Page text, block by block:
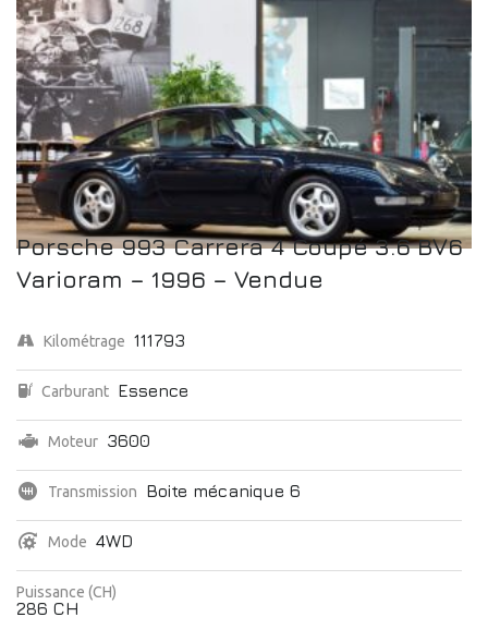
Porsche 993 Carrera 4 Coupé 3.6 BV6
Varioram – 1996 – Vendue
Kilométrage 111793
Carburant Essence
Moteur 3600
Transmission Boite mécanique 6
Mode 4WD
Puissance (CH)
286 CH